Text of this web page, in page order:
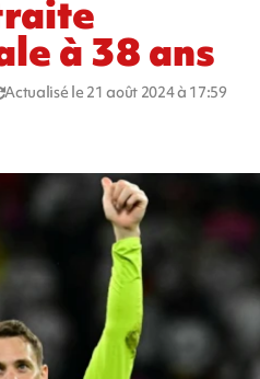
à 38 ans
Actualisé le 21 août 2024 à 17:59